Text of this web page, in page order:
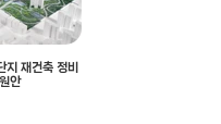
재건축 정비
안